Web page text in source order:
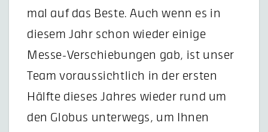
mal auf das Beste. Auch wenn es in
diesem Jahr schon wieder einige
Messe-Verschiebungen gab, ist unser
Team voraussichtlich in der ersten
Hälfte dieses Jahres wieder rund um
den Globus unterwegs, um Ihnen